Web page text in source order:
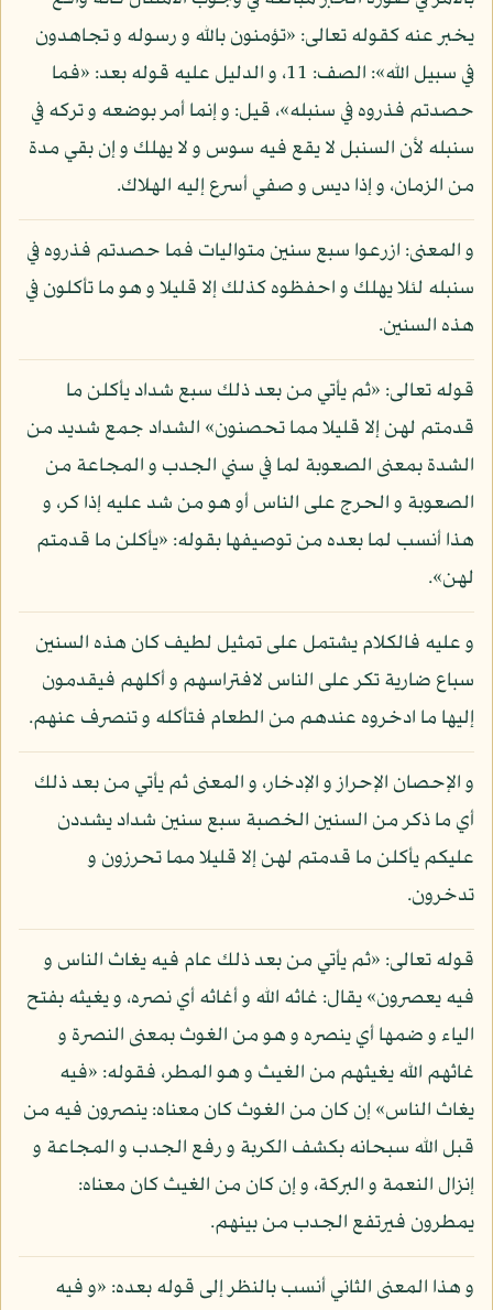
يخبر عنه كقوله تعالى: «تؤمنون بالله و رسوله و تجاهدون
في سبيل الله»: الصف: 11، و الدليل عليه قوله بعد: «فما
حصدتم فذروه في سنبله»، قيل: و إنما أمر بوضعه و تركه في
سنبله لأن السنبل لا يقع فيه سوس و لا يهلك و إن بقي مدة
من الزمان، و إذا ديس و صفي أسرع إليه الهلاك.
و المعنى: ازرعوا سبع سنين متواليات فما حصدتم فذروه في
سنبله لئلا يهلك و احفظوه كذلك إلا قليلا و هو ما تأكلون في
هذه السنين.
قوله تعالى: «ثم يأتي من بعد ذلك سبع شداد يأكلن ما
قدمتم لهن إلا قليلا مما تحصنون» الشداد جمع شديد من
الشدة بمعنى الصعوبة لما في سني الجدب و المجاعة من
الصعوبة و الحرج على الناس أو هو من شد عليه إذا كر، و
هذا أنسب لما بعده من توصيفها بقوله: «يأكلن ما قدمتم
لهن».
و عليه فالكلام يشتمل على تمثيل لطيف كان هذه السنين
سباع ضارية تكر على الناس لافتراسهم و أكلهم فيقدمون
إليها ما ادخروه عندهم من الطعام فتأكله و تنصرف عنهم.
و الإحصان الإحراز و الإدخار، و المعنى ثم يأتي من بعد ذلك
أي ما ذكر من السنين الخصبة سبع سنين شداد يشددن
عليكم يأكلن ما قدمتم لهن إلا قليلا مما تحرزون و
تدخرون.
قوله تعالى: «ثم يأتي من بعد ذلك عام فيه يغاث الناس و
فيه يعصرون» يقال: غاثه الله و أغاثه أي نصره، و يغيثه بفتح
الياء و ضمها أي ينصره و هو من الغوث بمعنى النصرة و
غاثهم الله يغيثهم من الغيث و هو المطر، فقوله: «فيه
يغاث الناس» إن كان من الغوث كان معناه: ينصرون فيه من
قبل الله سبحانه بكشف الكربة و رفع الجدب و المجاعة و
إنزال النعمة و البركة، و إن كان من الغيث كان معناه:
يمطرون فيرتفع الجدب من بينهم.
و هذا المعنى الثاني أنسب بالنظر إلى قوله بعده: «و فيه